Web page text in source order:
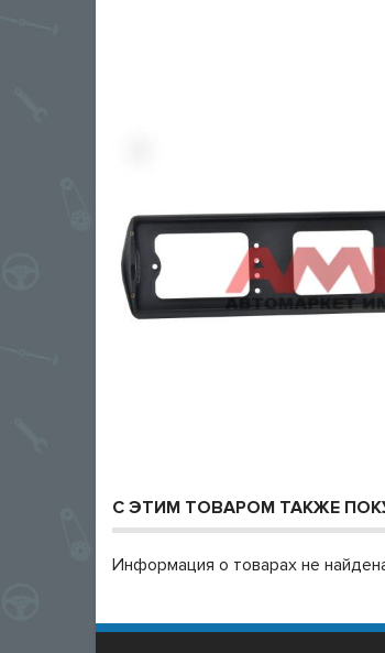
С ЭТИМ ТОВАРОМ ТАКЖЕ
Информация о товарах не